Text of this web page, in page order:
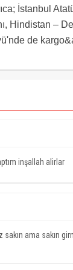
İstanbul
Hindistan –
de
inşallah alirlar
sakın ama sakın